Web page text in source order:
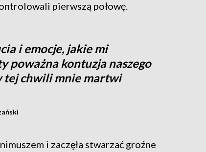
pierwszą połowę.
i emocje, jakie mi
poważna kontuzja naszego
tej chwili mnie martwi
i zaczęła stwarzać groźne